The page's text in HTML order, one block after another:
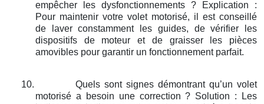
empêcher les dysfonctionnements ? Explication :
Pour maintenir votre volet motorisé, il est conseillé
de laver constamment les guides, de vérifier les
dispositifs de moteur et de graisser les pièces
amovibles pour garantir un fonctionnement parfait.
10.
Quels sont signes démontrant qu’un volet
motorisé a besoin une correction ? Solution : Les